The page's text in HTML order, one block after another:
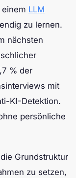
LLM
zu lernen.
nächsten
% der
mit
KI-Detektion.
persönliche
Grundstruktur
zu setzen,